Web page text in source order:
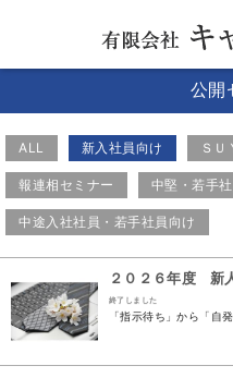
公開
ALL 新入社員向け ＳＵ
報連相セミナー 中堅・若手
中途入社社員・若手社員向け
２０２６年度 新
終了しました